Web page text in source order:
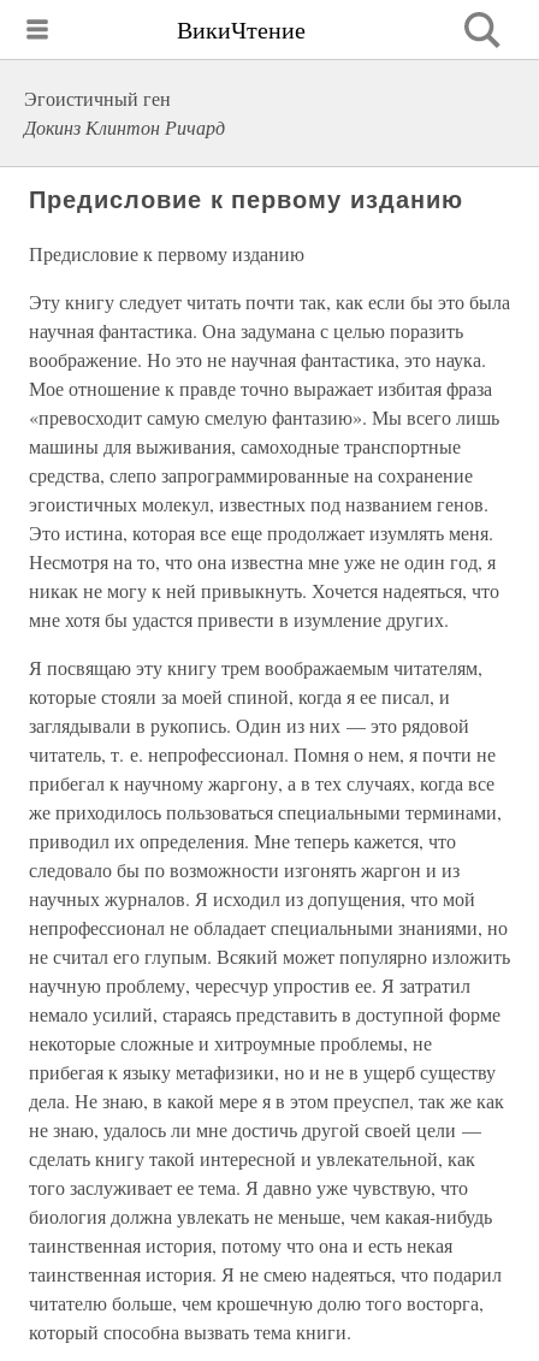
ВикиЧтение
Эгоистичный ген
Докинз Клинтон Ричард
Предисловие к первому изданию
Предисловие к первому изданию
Эту книгу следует читать почти так, как если бы это была
научная фантастика. Она задумана с целью поразить
воображение. Но это не научная фантастика, это наука.
Мое отношение к правде точно выражает избитая фраза
«превосходит самую смелую фантазию». Мы всего лишь
машины для выживания, самоходные транспортные
средства, слепо запрограммированные на сохранение
эгоистичных молекул, известных под названием генов.
Это истина, которая все еще продолжает изумлять меня.
Несмотря на то, что она известна мне уже не один год, я
никак не могу к ней привыкнуть. Хочется надеяться, что
мне хотя бы удастся привести в изумление других.
Я посвящаю эту книгу трем воображаемым читателям,
которые стояли за моей спиной, когда я ее писал, и
заглядывали в рукопись. Один из них — это рядовой
читатель, т. е. непрофессионал. Помня о нем, я почти не
прибегал к научному жаргону, а в тех случаях, когда все
же приходилось пользоваться специальными терминами,
приводил их определения. Мне теперь кажется, что
следовало бы по возможности изгонять жаргон и из
научных журналов. Я исходил из допущения, что мой
непрофессионал не обладает специальными знаниями, но
не считал его глупым. Всякий может популярно изложить
научную проблему, чересчур упростив ее. Я затратил
немало усилий, стараясь представить в доступной форме
некоторые сложные и хитроумные проблемы, не
прибегая к языку метафизики, но и не в ущерб существу
дела. Не знаю, в какой мере я в этом преуспел, так же как
не знаю, удалось ли мне достичь другой своей цели —
сделать книгу такой интересной и увлекательной, как
того заслуживает ее тема. Я давно уже чувствую, что
биология должна увлекать не меньше, чем какая-нибудь
таинственная история, потому что она и есть некая
таинственная история. Я не смею надеяться, что подарил
читателю больше, чем крошечную долю того восторга,
который способна вызвать тема книги.